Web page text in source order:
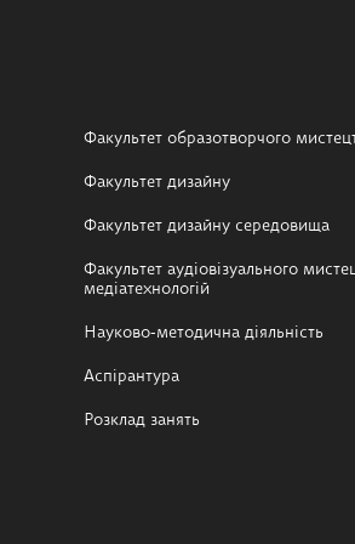
Факультет образотворчого
Факультет дизайну
Факультет дизайну середовища
Факультет аудіовізуального
медіатехнологій
Науково-методична діяльність
Аспірантура
Розклад занять